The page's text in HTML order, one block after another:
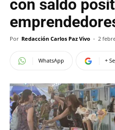
con saldo
Por Redacción Carlos Paz Vivo - 2
WhatsApp +